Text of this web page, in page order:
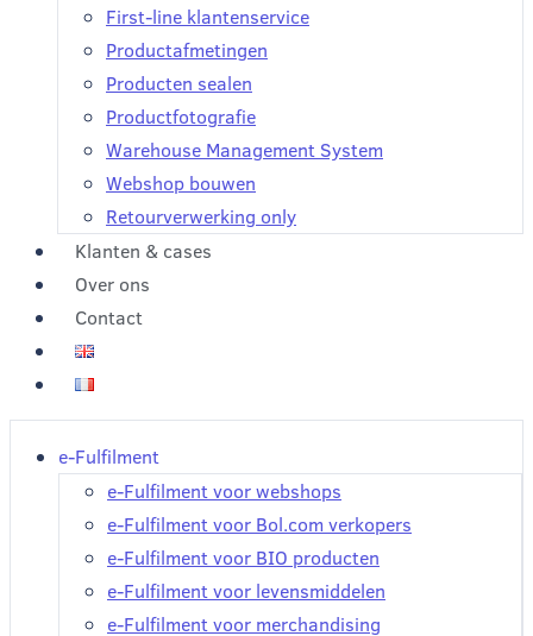
First-line klantenservice
Productafmetingen
Producten sealen
Productfotografie
Warehouse Management System
Webshop bouwen
Retourverwerking only
Klanten & cases
Over ons
Contact
e-Fulfilment
e-Fulfilment voor webshops
e-Fulfilment voor Bol.com verkopers
e-Fulfilment voor BIO producten
e-Fulfilment voor levensmiddelen
e-Fulfilment voor merchandising